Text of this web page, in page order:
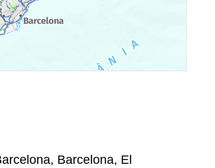
Barcelona, El